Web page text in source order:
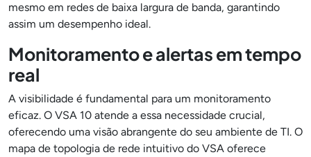
mesmo em redes de baixa largura de banda, garantindo
assim um desempenho ideal.
Monitoramento e alertas em tempo
real
A visibilidade é fundamental para um monitoramento
eficaz. O VSA 10 atende a essa necessidade crucial,
oferecendo uma visão abrangente do seu ambiente de TI. O
mapa de topologia de rede intuitivo do VSA oferece